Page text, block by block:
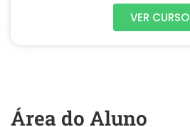
VER CURSO
Área do Aluno